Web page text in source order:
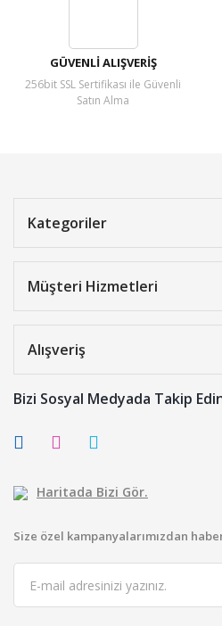
GÜVENLİ ALIŞVERİŞ
256bit SSL Sertifikası ile Güvenli
Satın Alma
Kategoriler
Müşteri Hizmetleri
Alışveriş
Bizi Sosyal Medyada Takip
Haritada Bizi Gör.
Size özel kampanyalarımızdan